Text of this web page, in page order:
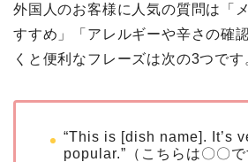
外国人のお客様に人気の質問は「
すすめ」「アレルギーや辛さの確
くと便利なフレーズは次の3つです
“This is [dish name]. It’s
popular.”（こちらは〇〇で